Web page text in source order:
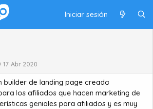
Iniciar sesión
C
r
e
a
t
17 Abr 2020
builder de landing page creado
los afiliados que hacen marketing de
geniales para afiliados y es muy